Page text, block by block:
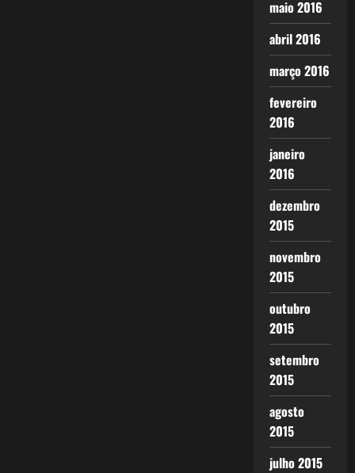
maio 2016
abril 2016
março 2016
fevereiro
2016
janeiro
2016
dezembro
2015
novembro
2015
outubro
2015
setembro
2015
agosto
2015
julho 2015